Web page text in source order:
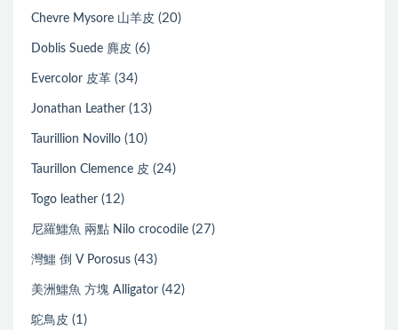
Chevre Mysore 山羊皮 (20)
Doblis Suede 麂皮 (6)
Evercolor 皮革 (34)
Jonathan Leather (13)
Taurillion Novillo (10)
Taurillon Clemence 皮 (24)
Togo leather (12)
尼羅鱷魚 兩點 Nilo crocodile (27)
灣鱷 倒 V Porosus (43)
美洲鱷魚 方塊 Alligator (42)
鴕鳥皮 (1)